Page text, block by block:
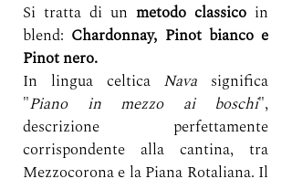
Si tratta di un metodo classico in
blend: Chardonnay, Pinot bianco e
Pinot nero.
In lingua celtica Nava significa
"Piano in mezzo ai boschi",
descrizione perfettamente
corrispondente alla cantina, tra
Mezzocorona e la Piana Rotaliana. Il